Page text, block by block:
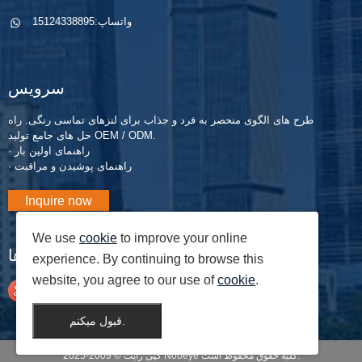
مستقیماً از مرکز
واتساپ:15124338895
سرویس
طرح های الگوی منحصر به فرد و جذاب برای لنزهای تماسی رنگی. راه
حل های جامع تولید OEM / ODM.
· راهنمای اولین بار
· راهنمای پوشیدن و مراقبت
Inquire now
وبلاگ ها
کپی رایت © 2009-2025 Nooeye کلیه حقوق محفوظ است.
We use cookie to improve your online
experience. By continuing to browse this
website, you agree to our use ofcookie.